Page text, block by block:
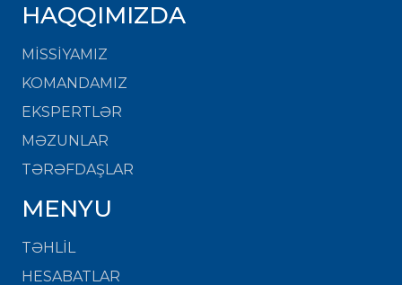
HAQQIMIZDA
MISSIYAMIZ
KOMANDAMIZ
EKSPERTLƏR
MƏZUNLAR
TƏRƏFDAŞLAR
MENYU
TƏHLİL
HESABATLAR